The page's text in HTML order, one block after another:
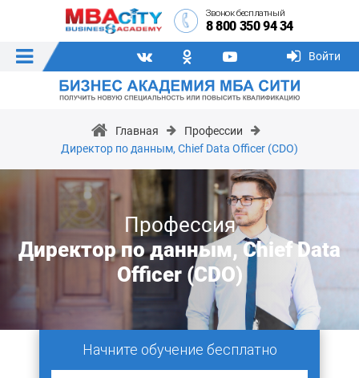
Звонок бесплатный
8 800 350 94 34
Войти
Главная
Профессии
Директор по данным, Chief Data Officer (CDO)
Профессия
Директор по данным, Chief Data
Officer (CDO)
Начните обучение бесплатно